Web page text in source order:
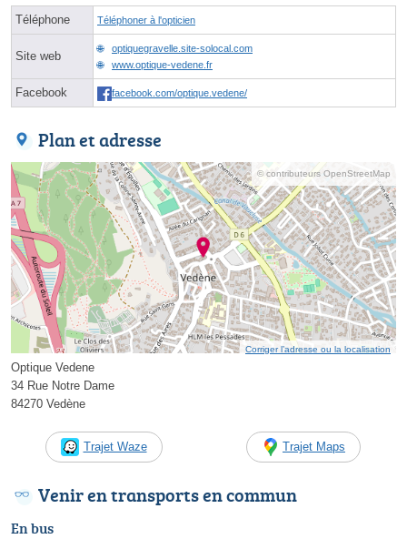
Téléphone Téléphoner à l'opticien
Site web
optiquegravelle.site-solocal.com
www.optique-vedene.fr
Facebook facebook.com/optique.vedene/
Plan et adresse
© contributeurs OpenStreetMap
Corriger l’adresse ou la localisation
Optique Vedene
34 Rue Notre Dame
84270 Vedène
Trajet Waze Trajet Maps
Venir en transports en commun
En bus